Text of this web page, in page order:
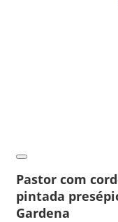
Pastor com
pintada
Gardena